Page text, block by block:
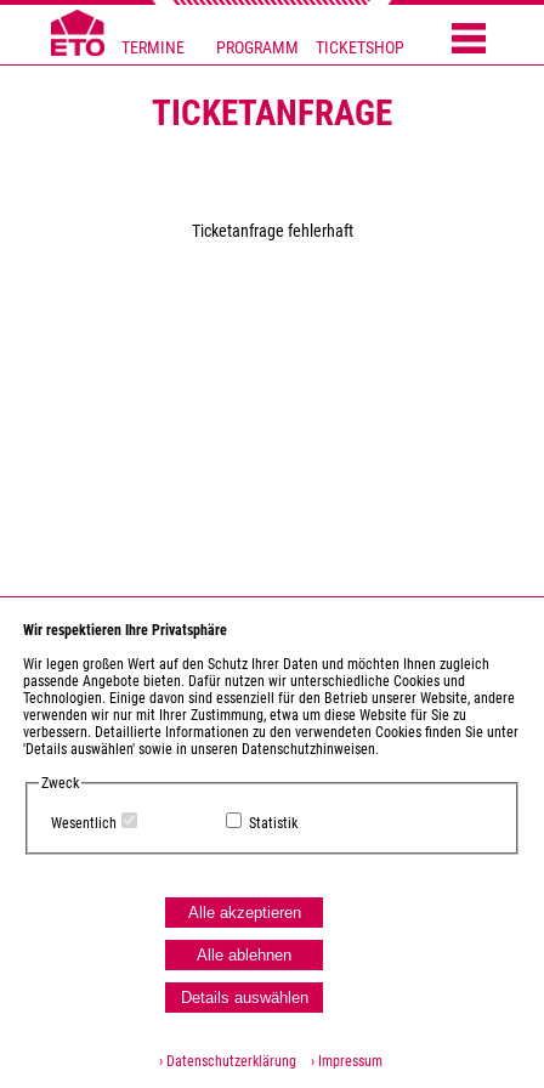
TERMINE PROGRAMM TICKETSHOP
Wir respektieren Ihre Privatsphäre
Wir legen großen Wert auf den Schutz Ihrer Daten und möchten Ihnen zugleich
passende Angebote bieten. Dafür nutzen wir unterschiedliche Cookies und
Technologien. Einige davon sind essenziell für den Betrieb unserer Website, andere
verwenden wir nur mit Ihrer Zustimmung, etwa um diese Website für Sie zu
verbessern. Detaillierte Informationen zu den verwendeten Cookies finden Sie unter
'Details auswählen' sowie in unseren Datenschutzhinweisen.
Zweck
Wesentlich Statistik
Alle akzeptieren
Alle ablehnen
Details auswählen
› Datenschutzerklärung › Impressum
TICKETANFRAGE
Ticketanfrage fehlerhaft